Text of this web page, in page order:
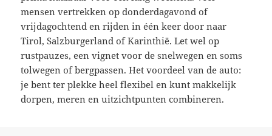
mensen vertrekken op donderdagavond of
vrijdagochtend en rijden in één keer door naar
Tirol, Salzburgerland of Karinthië. Let wel op
rustpauzes, een vignet voor de snelwegen en soms
tolwegen of bergpassen. Het voordeel van de auto:
je bent ter plekke heel flexibel en kunt makkelijk
dorpen, meren en uitzichtpunten combineren.